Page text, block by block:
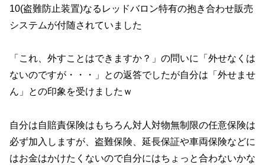
10(盗難防止装置)なるレッドバロン特有の抱き合わせ販売
システムが付随されていました
「これ、外すことはできますか？」の問いに「外せなくは
ないのですが・・・」との返答でしたが自分は「外せませ
ん」との印象を受けましたｗ
自分は自賠責保険はもちろん対人対物無制限の任意保険は
必ず加入しますが、盗難保険、延長保証や車両保険などに
はお金はかけたくないので自分にはちょっと合わないかな